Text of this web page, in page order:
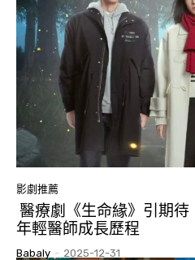
影劇推薦
醫療劇《生命緣》引期
年輕醫師成長歷程
Babaly - 2025-12-31